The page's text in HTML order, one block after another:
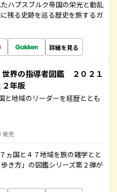
ハプスブルク帝国の栄光と動乱
残る史跡を巡る歴史を旅するガ
詳細を見る
界の指導者図鑑 ２０２１
２年版
と地域のリーダーを経歴ととも
発売
ヵ国と４７地域を旅の雑学とと
き方」の図鑑シリーズ第２弾が